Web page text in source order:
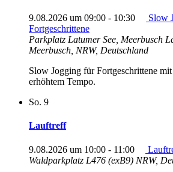
9.08.2026 um 09:00 - 10:30
Slow
Fortgeschrittene
Parkplatz Latumer See, Meerbusch
Meerbusch, NRW, Deutschland
Slow Jogging für Fortgeschrittene
erhöhtem Tempo.
So. 9
Lauftreff
9.08.2026 um 10:00 - 11:00
Waldparkplatz L476 (exB9) NRW,